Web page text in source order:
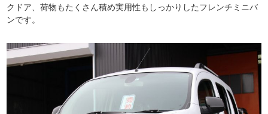
クドア、荷物もたくさん積め実用性もしっかりしたフレンチミニバ
ンです。